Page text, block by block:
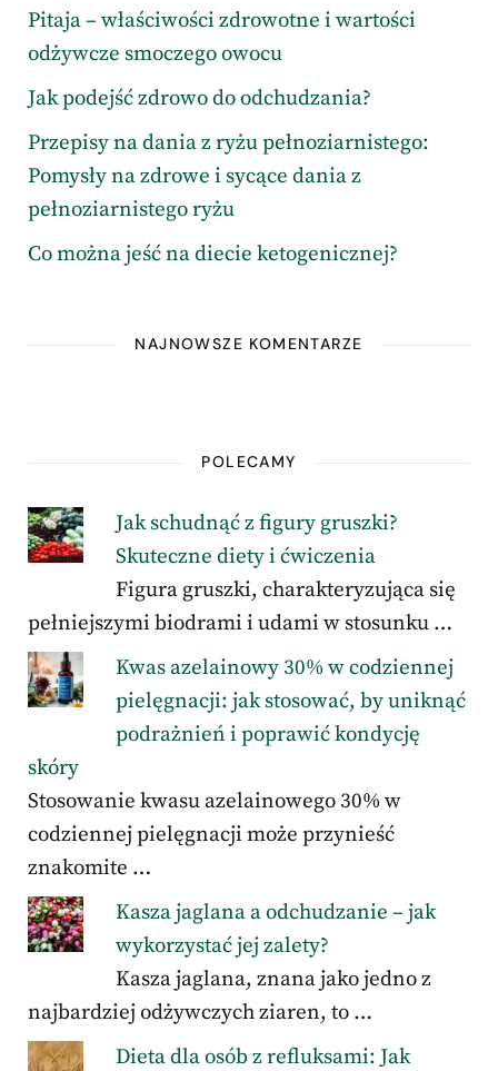
Pitaja – właściwości zdrowotne i wartości
odżywcze smoczego owocu
Jak podejść zdrowo do odchudzania?
Przepisy na dania z ryżu pełnoziarnistego:
Pomysły na zdrowe i sycące dania z
pełnoziarnistego ryżu
Co można jeść na diecie ketogenicznej?
NAJNOWSZE KOMENTARZE
POLECAMY
Jak schudnąć z figury gruszki?
Skuteczne diety i ćwiczenia
Figura gruszki, charakteryzująca się
pełniejszymi biodrami i udami w stosunku …
Kwas azelainowy 30% w codziennej
pielęgnacji: jak stosować, by uniknąć
podrażnień i poprawić kondycję
skóry
Stosowanie kwasu azelainowego 30% w
codziennej pielęgnacji może przynieść
znakomite …
Kasza jaglana a odchudzanie – jak
wykorzystać jej zalety?
Kasza jaglana, znana jako jedno z
najbardziej odżywczych ziaren, to …
Dieta dla osób z refluksami: Jak